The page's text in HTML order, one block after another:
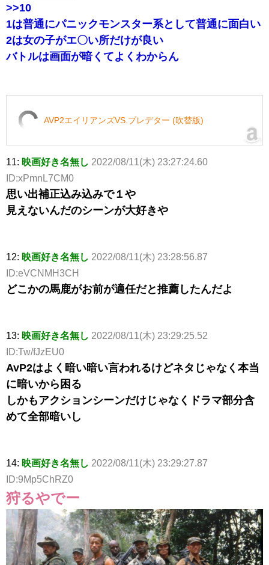
>>10
1は普通にパニックモンスター系として普通に面白い
2は女の子がエ〇い所だけが良い
バトルは画面が暗くてよくわからん
AVP2エイリアンズVS.プレデター (吹替版)
11: 映画好き名無し 2022/08/11(木) 23:27:24.60
ID:xPmnL7CM0
思い出補正込み込みで１や
見えないんだのシーンが大好きや
12: 映画好き名無し 2022/08/11(木) 23:28:56.87
ID:eVCNMH3CH
どこかの馬鹿がお前が適任だと推薦したんだよ
13: 映画好き名無し 2022/08/11(木) 23:29:25.52
ID:Tw/fJzEU0
AvP2はよく暗い暗い言われるけどネタじゃなく本当
に暗いから困る
しかもアクションシーンだけじゃなくドラマ部分含
めて全部暗いし
14: 映画好き名無し 2022/08/11(木) 23:29:27.87
ID:9Mp5ChRZ0
狩るやでー